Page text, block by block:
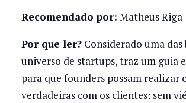
Recomendado por: Matheus Riga
Por que ler?Considerado uma das
universo de startups, traz um guia
para que founders possam realizar
verdadeiras com os clientes: sem